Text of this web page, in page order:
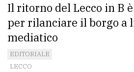
La
redazione
Per
Il ritorno del Lecco in B è
per rilanciare il borgo a
mediatico
EDITORIALE
LECCO